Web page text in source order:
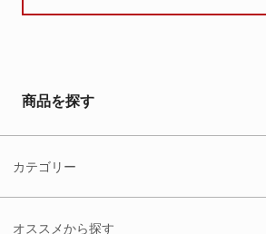
商品を探す
カテゴリー
オススメから探す